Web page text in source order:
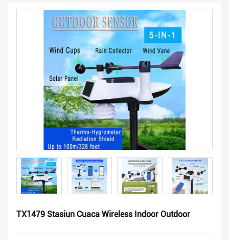
TX1479 Stasiun Cuaca Wireless Indoor Outdoor